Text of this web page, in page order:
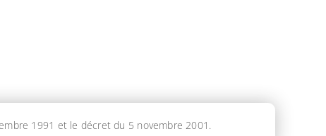
1991 et le décret du 5 novembre 2001.